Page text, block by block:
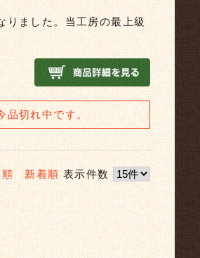
りました。当工房の最上級
品切れ中です。
新着順表示件数